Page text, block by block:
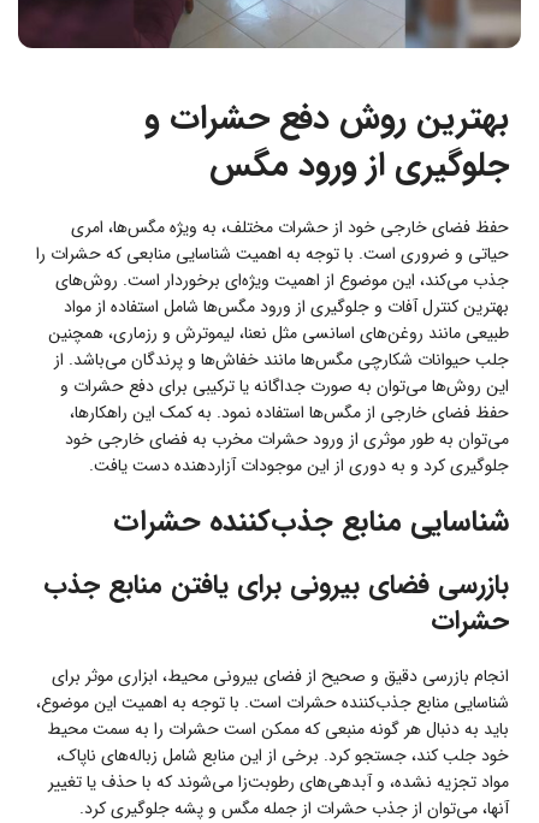
بهترین روش دفع حشرات و
جلوگیری از ورود مگس
حفظ فضای خارجی خود از حشرات مختلف، به ویژه مگس‌ها، امری
حیاتی و ضروری است. با توجه به اهمیت شناسایی منابعی که حشرات را
جذب می‌کند، این موضوع از اهمیت ویژه‌ای برخوردار است. روش‌های
بهترین کنترل آفات و جلوگیری از ورود مگس‌ها شامل استفاده از مواد
طبیعی مانند روغن‌های اسانسی مثل نعنا، لیموترش و رزماری، همچنین
جلب حیوانات شکارچی مگس‌ها مانند خفاش‌ها و پرندگان می‌باشد. از
این روش‌ها می‌توان به صورت جداگانه یا ترکیبی برای دفع حشرات و
حفظ فضای خارجی از مگس‌ها استفاده نمود. به کمک این راهکارها،
می‌توان به طور موثری از ورود حشرات مخرب به فضای خارجی خود
جلوگیری کرد و به دوری از این موجودات آزاردهنده دست یافت.
شناسایی منابع جذب‌کننده حشرات
بازرسی فضای بیرونی برای یافتن منابع جذب
حشرات
انجام بازرسی دقیق و صحیح از فضای بیرونی محیط، ابزاری موثر برای
شناسایی منابع جذب‌کننده حشرات است. با توجه به اهمیت این موضوع،
باید به دنبال هر گونه منبعی که ممکن است حشرات را به سمت محیط
خود جلب کند، جستجو کرد. برخی از این منابع شامل زباله‌های ناپاک،
مواد تجزیه نشده، و آبدهی‌های رطوبت‌زا می‌شوند که با حذف یا تغییر
آنها، می‌توان از جذب حشرات از جمله مگس و پشه جلوگیری کرد.